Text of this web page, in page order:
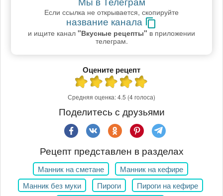
Если ссылка не открывается, скопируйте
название канала
и ищите канал "Вкусные рецепты" в приложении
телеграм.
Оцените рецепт
Средняя оценка:4.5 (4 голоса)
Поделитесь с друзьями
Рецепт представлен в разделах
Манник на сметане
Манник на кефире
Манник без муки
Пироги
Пироги на кефире